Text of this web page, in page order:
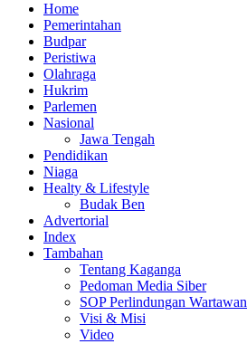
Home
Pemerintahan
Budpar
Peristiwa
Olahraga
Hukrim
Parlemen
Nasional
Jawa Tengah
Pendidikan
Niaga
Healty & Lifestyle
Budak Ben
Advertorial
Index
Tambahan
Tentang Kaganga
Pedoman Media Siber
SOP Perlindungan Wartawan
Visi & Misi
Video